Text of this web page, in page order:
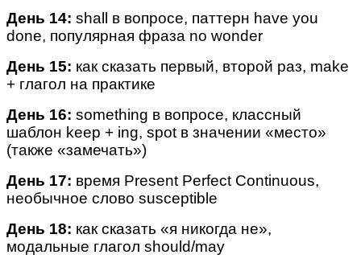
День 14: shall в вопросе, паттерн have you
done, популярная фраза no wonder
День 15: как сказать первый, второй раз, make
+ глагол на практике
День 16: something в вопросе, классный
шаблон keep + ing, spot в значении «место»
(также «замечать»)
День 17: время Present Perfect Continuous,
необычное слово susceptible
День 18: как сказать «я никогда не»,
модальные глагол should/may